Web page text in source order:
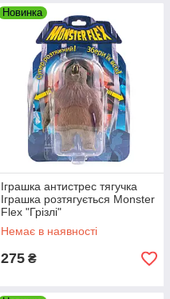
Новинка
Іграшка антистрес тягучка
Іграшка розтягується Monster
Flex "Грізлі"
Немає в наявності
275 ₴